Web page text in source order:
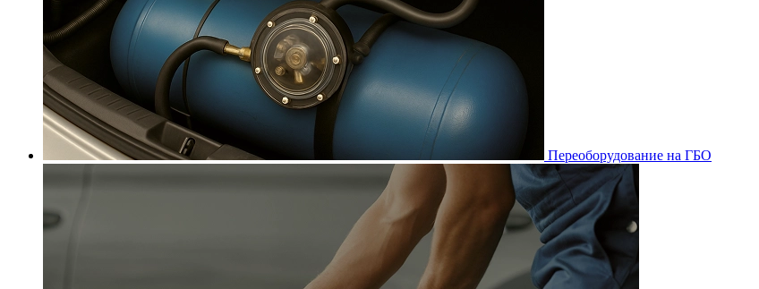
Переоборудование на ГБО